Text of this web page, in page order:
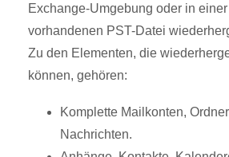
Exchange-Umgebung oder in
vorhandenen PST-Datei
Zu den Elementen, die
können, gehören:
Komplette Mailkonten,
Nachrichten.